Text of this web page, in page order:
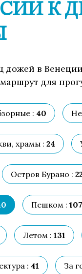
К
дожей в
для
: 40
храмы : 24
Остров Бурано :
Пешком : 107
Летом : 131
: 41 За